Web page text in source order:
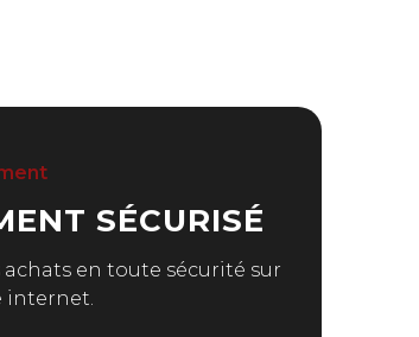
SÉCURISÉ
achats en toute sécurité sur
internet.